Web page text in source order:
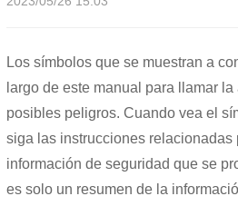
Los símbolos que se muestran a
largo de este manual para llamar
posibles peligros. Cuando vea el
siga las instrucciones relacionadas
información de seguridad que se
es solo un resumen de la